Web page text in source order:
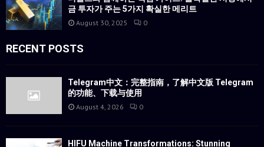
금 투자가 주는 5가지 확실한 메리트
August 30, 2025 0
RECENT POSTS
Telegram中文：完整指南，了解中文版 Telegram
的功能、下载与使用
August 4, 2026 0
HIFU Machine Transformations: Stunning